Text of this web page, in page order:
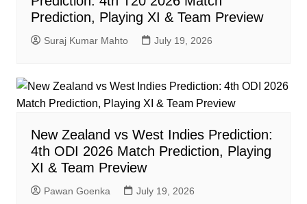
Prediction, Playing XI & Team Preview
Suraj Kumar Mahto July 19, 2026
New Zealand vs West Indies Prediction:
4th ODI 2026 Match Prediction, Playing
XI & Team Preview
Pawan Goenka July 19, 2026